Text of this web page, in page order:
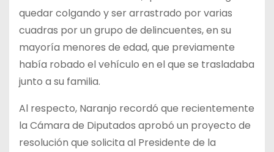
quedar colgando y ser arrastrado por varias
cuadras por un grupo de delincuentes, en su
mayoría menores de edad, que previamente
había robado el vehículo en el que se trasladaba
junto a su familia.
Al respecto, Naranjo recordó que recientemente
la Cámara de Diputados aprobó un proyecto de
resolución que solicita al Presidente de la